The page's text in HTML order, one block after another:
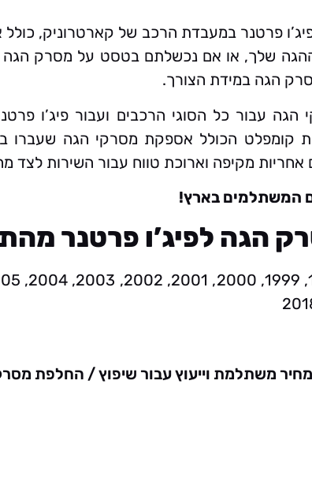
פרטנר במעבדת הרכב של קארטרוניק,
שלך, או אם נכשלתם בטסט על מסרק הגה
הגה במידת הצורך.
הגה עבור כל הסוגי הרכבים ועבור
קומפלט הכולל אספקת מסרקי הגה
אחריות מקיפה וארוכת טווח עבור השירות לצד
המשתלמים בארץ!
הגה לפיג’ו פרטנר
משתלמת וייעוץ עבור שיפוץ / החלפת